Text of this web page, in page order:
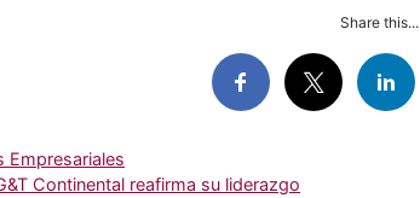
Share this...
Empresariales
Continental reafirma su liderazgo